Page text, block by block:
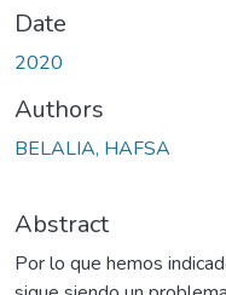
Date
2020
Authors
BELALIA, HAFSA
Abstract
Por lo que hemos